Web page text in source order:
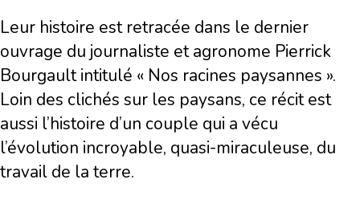
Leur histoire est retracée dans le dernier
ouvrage du journaliste et agronome Pierrick
Bourgault intitulé « Nos racines paysannes ».
Loin des clichés sur les paysans, ce récit est
aussi l’histoire d’un couple qui a vécu
l’évolution incroyable, quasi-miraculeuse, du
travail de la terre.